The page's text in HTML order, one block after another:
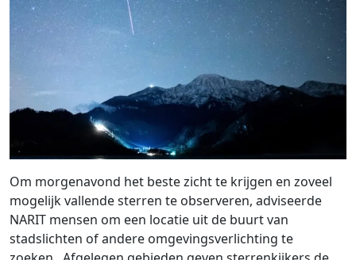
Om morgenavond het beste zicht te krijgen en zoveel
mogelijk vallende sterren te observeren, adviseerde
NARIT mensen om een ​​locatie uit de buurt van
stadslichten of andere omgevingsverlichting te